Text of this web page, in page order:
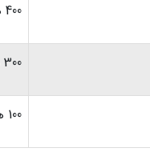
400 هزار تومان
300 هزار تومان
100 هزار تومان